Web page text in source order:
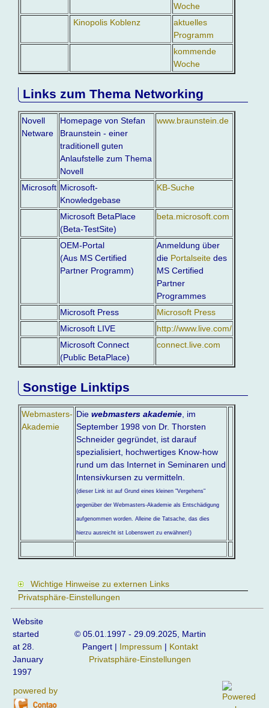
Woche
Kinopolis Koblenz
aktuelles
Programm
kommende
Woche
Links zum Thema Networking
Novell
Netware
Homepage von Stefan
Braunstein - einer
traditionell guten
Anlaufstelle zum Thema
Novell
www.braunstein.de
Microsoft Microsoft-
Knowledgebase
KB-Suche
Microsoft BetaPlace
(Beta-TestSite)
beta.microsoft.com
OEM-Portal
(Aus MS Certified
Partner Programm)
Anmeldung über
die Portalseite des
MS Certified
Partner
Programmes
Microsoft Press
Microsoft Press
Microsoft LIVE
http://www.live.com/
Microsoft Connect
(Public BetaPlace)
connect.live.com
Sonstige Linktips
Webmasters-
Akademie
Diewebmasters akademie , im
September 1998 von Dr. Thorsten
Schneider gegründet, ist darauf
spezialisiert, hochwertiges Know-how
rund um das Internet in Seminaren und
Intensivkursen zu vermitteln.
(dieser Link ist auf Grund eines kleinen "Vergehens"
gegenüber der Webmasters-Akademie als Entschädigung
aufgenommen worden. Alleine die Tatsache, das dies
hierzu ausreicht ist Lobenswert zu erwähnen!)
Wichtige Hinweise zu externen Links
Privatsphäre-Einstellungen
Website
started
at 28.
January
1997
© 05.01.1997 - 29.09.2025, Martin
Pangert | Impressum | Kontakt
Privatsphäre-Einstellungen
powered by